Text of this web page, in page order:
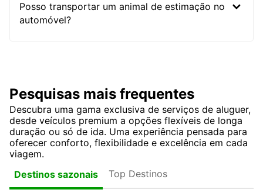
Posso transportar um animal de estimação no
automóvel?
Pesquisas mais frequentes
Descubra uma gama exclusiva de serviços de aluguer,
desde veículos premium a opções flexíveis de longa
duração ou só de ida. Uma experiência pensada para
oferecer conforto, flexibilidade e excelência em cada
viagem.
Destinos sazonais
Top Destinos